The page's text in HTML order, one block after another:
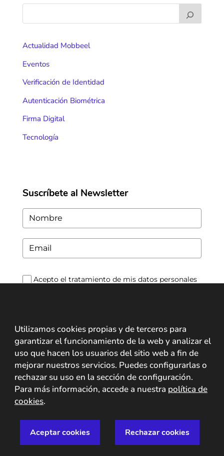
Actualidad Mobbeel
Eventos
Verificación de Identidad
Autenticación Biométrica
Firma Digital
Tecnología
Suscríbete al Newsletter
Acepto el tratamiento de mis datos personales
Para más información acceda a lapolítica de
privacidad
Suscribir
© Mobbeel 2009 - 2027 |
Utilizamos cookies propias y de terceros para
garantizar el funcionamiento de la web y analizar el
uso que hacen los usuarios del sitio web a fin de
mejorar nuestros servicios. Puedes configurarlas o
rechazar su uso en la sección de configuración.
Para más información, accede a nuestra política de
cookies.
Aceptar cookies Rechazar cookies